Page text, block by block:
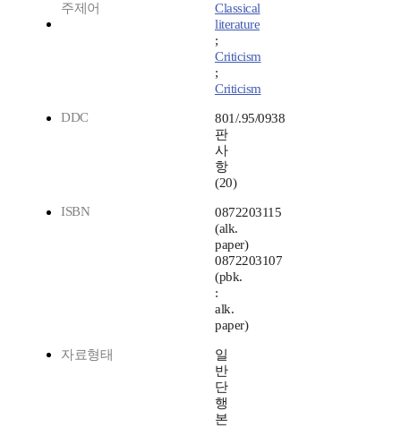
주제어
Classical
literature
;
Criticism
;
Criticism
DDC
801/.95/0938
판
사
항
(20)
ISBN
0872203115
(alk.
paper)
0872203107
(pbk.
:
alk.
paper)
자료형태
일
반
단
행
본